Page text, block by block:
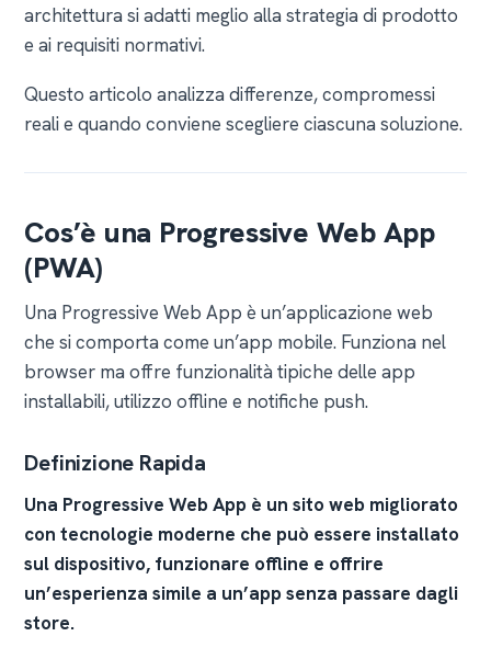
architettura si adatti meglio alla strategia di prodotto
e ai requisiti normativi.
Questo articolo analizza differenze, compromessi
reali e quando conviene scegliere ciascuna soluzione.
Cos’è una Progressive Web App
(PWA)
Una Progressive Web App è un’applicazione web
che si comporta come un’app mobile. Funziona nel
browser ma offre funzionalità tipiche delle app
installabili, utilizzo offline e notifiche push.
Definizione Rapida
Una Progressive Web App è un sito web migliorato
con tecnologie moderne che può essere installato
sul dispositivo, funzionare offline e offrire
un’esperienza simile a un’app senza passare dagli
store.